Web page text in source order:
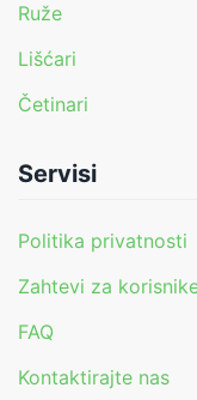
Ruže
Lišćari
Četinari
Servisi
Politika privatnosti
Zahtevi za
FAQ
Kontaktirajte nas